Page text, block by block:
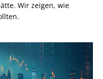
Wir zeigen, wie